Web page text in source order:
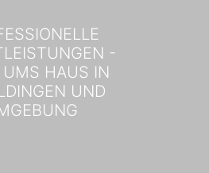
-
UMS HAUS IN
UND